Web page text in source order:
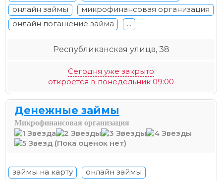
онлайн займы
микрофинансовая организация
онлайн погашение займа
...
Республиканская улица, 38
Сегодня уже закрыто
откроется в понедельник 09:00
Денежные займы
Микрофинансовая организация
(Пока оценок нет)
займы на карту
онлайн займы